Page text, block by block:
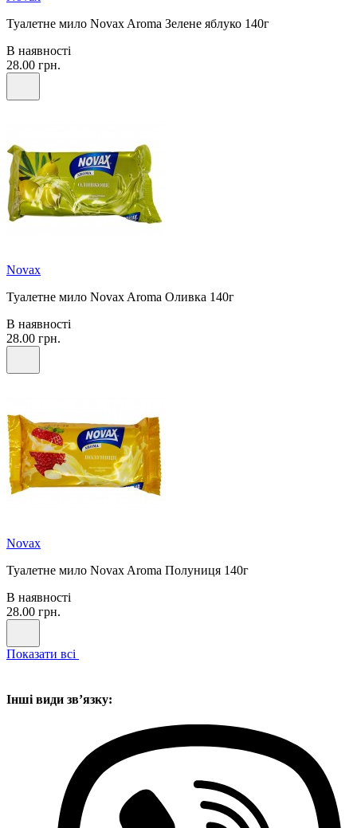
Туалетне мило Novax Aroma Зелене яблуко 140г
В наявності
28.00 грн.
Novax
Туалетне мило Novax Aroma Оливка 140г
В наявності
28.00 грн.
Novax
Туалетне мило Novax Aroma Полуниця 140г
В наявності
28.00 грн.
Показати всі
Інші види звʼязку: